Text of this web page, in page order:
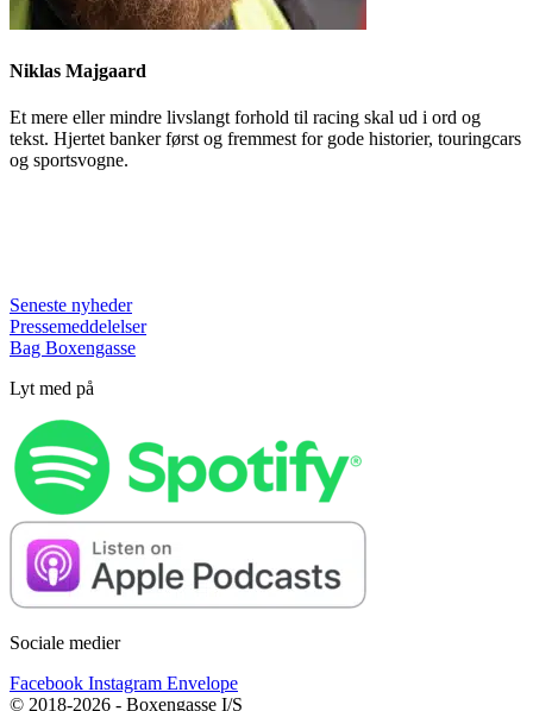
Niklas Majgaard
Et mere eller mindre livslangt forhold til racing skal ud i ord og
tekst. Hjertet banker først og fremmest for gode historier, touringcars
og sportsvogne.
Seneste nyheder
Pressemeddelelser
Bag Boxengasse
Lyt med på
Sociale medier
Facebook Instagram Envelope
© 2018-2026 - Boxengasse I/S